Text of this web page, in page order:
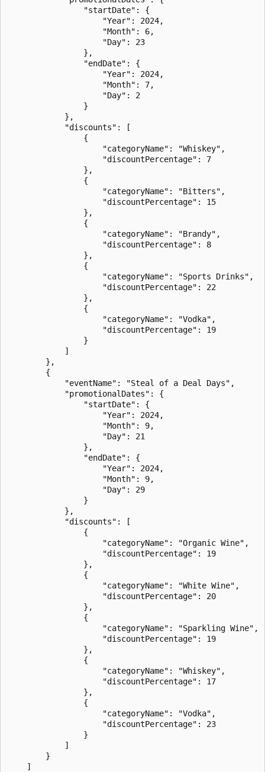
                "startDate": {
                    "Year": 2024,
                    "Month": 6,
                    "Day": 23
                },
                "endDate": {
                    "Year": 2024,
                    "Month": 7,
                    "Day": 2
                }
            },
            "discounts": [
                {
                    "categoryName": "Whiskey",
                    "discountPercentage": 7
                },
                {
                    "categoryName": "Bitters",
                    "discountPercentage": 15
                },
                {
                    "categoryName": "Brandy",
                    "discountPercentage": 8
                },
                {
                    "categoryName": "Sports Drinks",
                    "discountPercentage": 22
                },
                {
                    "categoryName": "Vodka",
                    "discountPercentage": 19
                }
            ]
        },
        {
            "eventName": "Steal of a Deal Days",
            "promotionalDates": {
                "startDate": {
                    "Year": 2024,
                    "Month": 9,
                    "Day": 21
                },
                "endDate": {
                    "Year": 2024,
                    "Month": 9,
                    "Day": 29
                }
            },
            "discounts": [
                {
                    "categoryName": "Organic Wine",
                    "discountPercentage": 19
                },
                {
                    "categoryName": "White Wine",
                    "discountPercentage": 20
                },
                {
                    "categoryName": "Sparkling Wine",
                    "discountPercentage": 19
                },
                {
                    "categoryName": "Whiskey",
                    "discountPercentage": 17
                },
                {
                    "categoryName": "Vodka",
                    "discountPercentage": 23
                }
            ]
        }
    ]